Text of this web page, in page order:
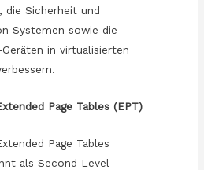
die Sicherheit und
Systemen sowie die
in virtualisierten
Page Tables (EPT)
Page Tables
als Second Level